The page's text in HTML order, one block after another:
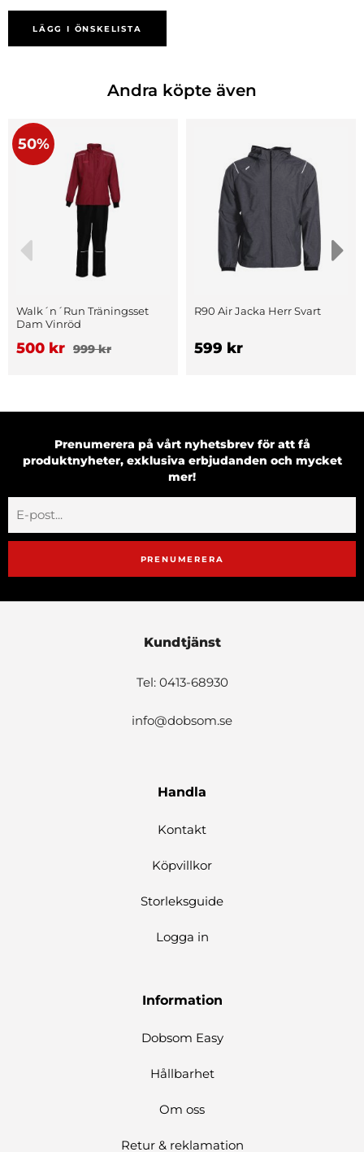
LÄGG I ÖNSKELISTA
Andra köpte även
50%
Walk´n´Run Träningsset
Dam Vinröd
500 kr 999 kr
R90 Air Jacka Herr Svart
599 kr
Prenumerera på vårt nyhetsbrev för att få
produktnyheter, exklusiva erbjudanden och mycket
mer!
PRENUMERERA
Kundtjänst
Tel: 0413-68930
info@dobsom.se
Handla
Kontakt
Köpvillkor
Storleksguide
Logga in
Information
Dobsom Easy
Hållbarhet
Om oss
Retur & reklamation